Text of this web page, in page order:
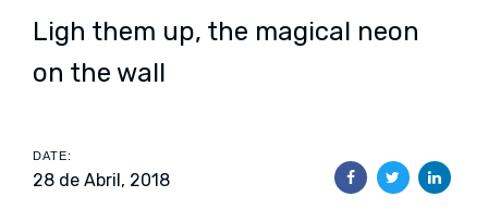
Ligh them up, the magical neon
on the wall
DATE:
28 de Abril, 2018